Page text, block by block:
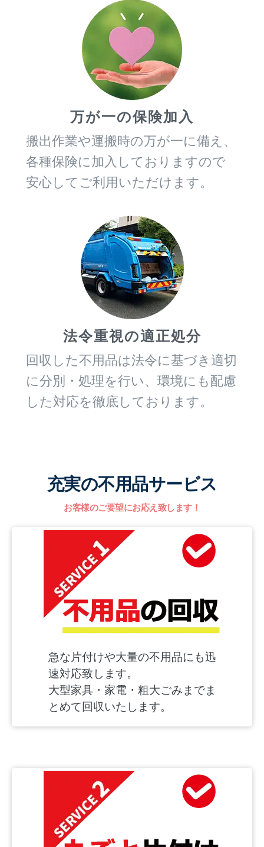
万が一の保険加入
搬出作業や運搬時の万が一に備え、
各種保険に加入しておりますので
安心してご利用いただけます。
法令重視の適正処分
回収した不用品は法令に基づき適切
に分別・処理を行い、環境にも配慮
した対応を徹底しております。
充実の不用品サービス
お客様のご要望にお応え致します！
急な片付けや大量の不用品にも迅
速対応致します。
大型家具・家電・粗大ごみまでま
とめて回収いたします。